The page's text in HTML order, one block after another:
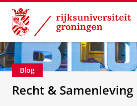
Skip
Content
Skip
Navigation
Over ons Recht & Samenleving
Blog
Recht & Samenleving